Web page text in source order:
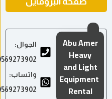
Abu Amer
Heavy
and Light
Equipment
Rental
الجوال:
0569273902
واتساب:
0569273902